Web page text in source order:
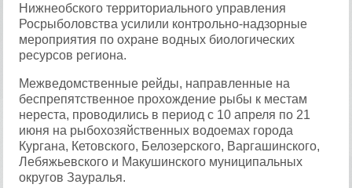
Нижнеобского территориального управления
Росрыболовства усилили контрольно-надзорные
мероприятия по охране водных биологических
ресурсов региона.
Межведомственные рейды, направленные на
беспрепятственное прохождение рыбы к местам
нереста, проводились в период с 10 апреля по 21
июня на рыбохозяйственных водоемах города
Кургана, Кетовского, Белозерского, Варгашинского,
Лебяжьевского и Макушинского муниципальных
округов Зауралья.